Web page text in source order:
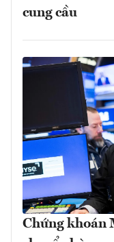
cung cầu
Chứng khoán